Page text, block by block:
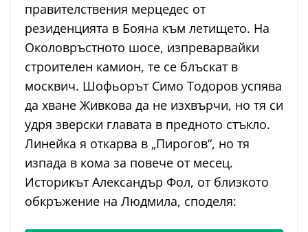
правителствения мерцедес от
резиденцията в Бояна към летището. На
Околовръстното шосе, изпреварвайки
строителен камион, те се блъскат в
москвич. Шофьорът Симо Тодоров успява
да хване Живкова да не изхвърчи, но тя си
удря зверски главата в предното стъкло.
Линейка я откарва в „Пирогов“, но тя
изпада в кома за повече от месец.
Историкът Александър Фол, от близкото
обкръжение на Людмила, споделя: